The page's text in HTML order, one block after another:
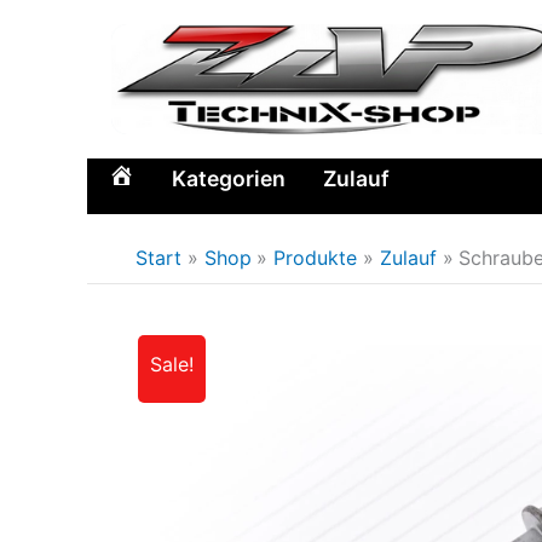
Home Kategorien Zulauf
Start Shop Produkte Zulauf
Sale!